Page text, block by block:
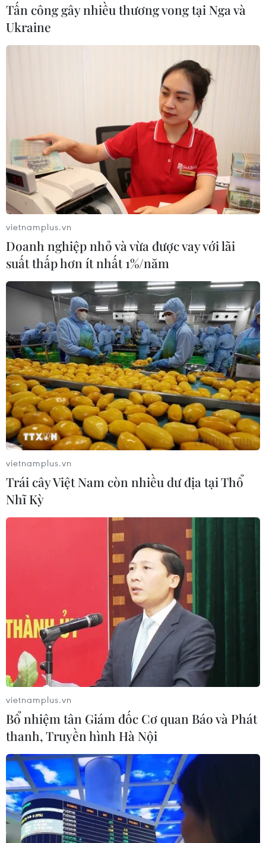
Tấn công gây nhiều thương vong tại Nga và
Ukraine
vietnamplus.vn
Doanh nghiệp nhỏ và vừa được vay với lãi
suất thấp hơn ít nhất 1%/năm
vietnamplus.vn
Trái cây Việt Nam còn nhiều dư địa tại Thổ
Nhĩ Kỳ
vietnamplus.vn
Bổ nhiệm tân Giám đốc Cơ quan Báo và Phát
thanh, Truyền hình Hà Nội